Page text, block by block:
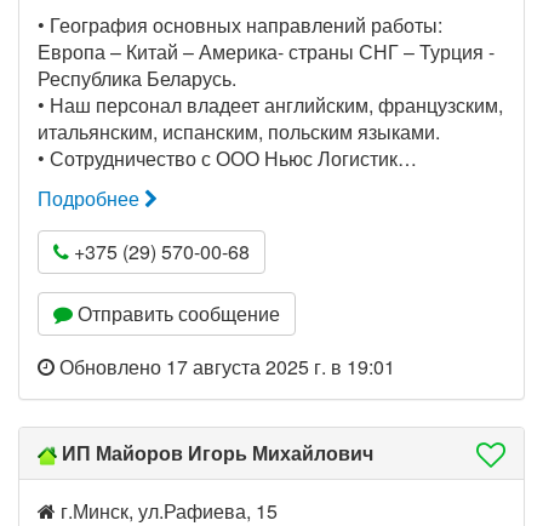
• География основных направлений работы:
Европа – Китай – Америка- страны СНГ – Турция -
Республика Беларусь.
• Наш персонал владеет английским, французским,
итальянским, испанским, польским языками.
• Сотрудничество с ООО Ньюс Логистик…
Подробнее
+375 (29) 570-00-68
Отправить сообщение
Обновлено 17 августа 2025 г. в 19:01
ИП Майоров Игорь Михайлович
г.Минск, ул.Рафиева, 15